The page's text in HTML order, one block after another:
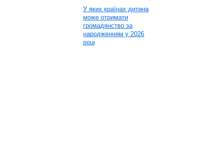
У яких країнах дитина
може отримати
громадянство за
народженням у 2026
році